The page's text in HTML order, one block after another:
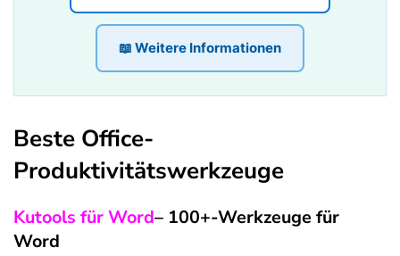
📖 Weitere Informationen
Beste Office-
Produktivitätswerkzeuge
Kutools für Word– 100+-Werkzeuge für
Word